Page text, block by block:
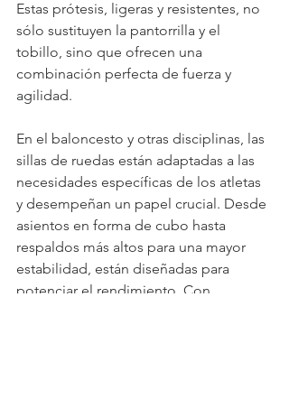
Estas prótesis, ligeras y resistentes, no
sólo sustituyen la pantorrilla y el
tobillo, sino que ofrecen una
combinación perfecta de fuerza y
agilidad.
En el baloncesto y otras disciplinas, las
sillas de ruedas están adaptadas a las
necesidades específicas de los atletas
y desempeñan un papel crucial. Desde
asientos en forma de cubo hasta
respaldos más altos para una mayor
estabilidad, están diseñadas para
potenciar el rendimiento. Con